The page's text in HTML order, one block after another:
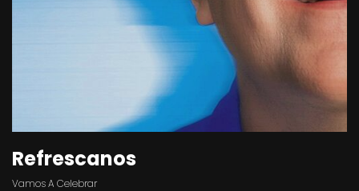
Refrescanos
Vamos A Celebrar